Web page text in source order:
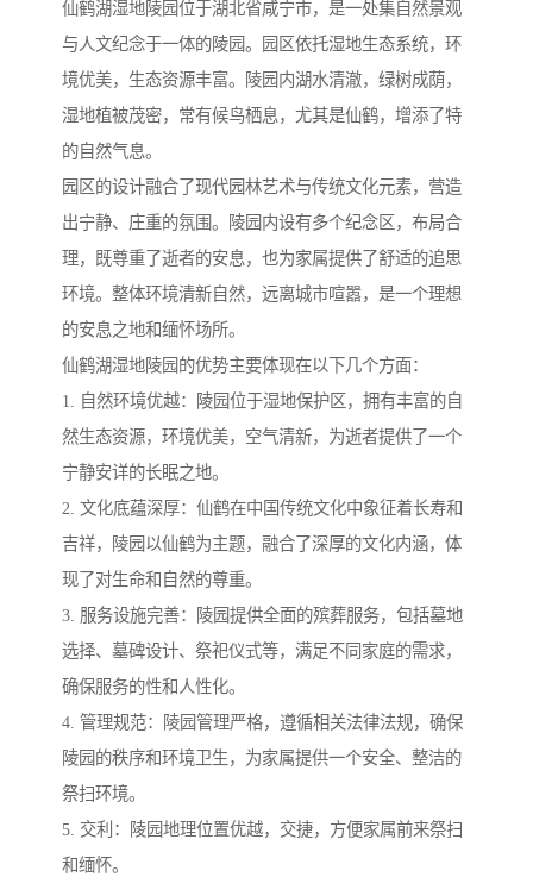
仙鹤湖湿地陵园位于湖北省咸宁市，是一处集自然景观
与人文纪念于一体的陵园。园区依托湿地生态系统，环
境优美，生态资源丰富。陵园内湖水清澈，绿树成荫，
湿地植被茂密，常有候鸟栖息，尤其是仙鹤，增添了特
的自然气息。
园区的设计融合了现代园林艺术与传统文化元素，营造
出宁静、庄重的氛围。陵园内设有多个纪念区，布局合
理，既尊重了逝者的安息，也为家属提供了舒适的追思
环境。整体环境清新自然，远离城市喧嚣，是一个理想
的安息之地和缅怀场所。
仙鹤湖湿地陵园的优势主要体现在以下几个方面：
1. 自然环境优越：陵园位于湿地保护区，拥有丰富的自
然生态资源，环境优美，空气清新，为逝者提供了一个
宁静安详的长眠之地。
2. 文化底蕴深厚：仙鹤在中国传统文化中象征着长寿和
吉祥，陵园以仙鹤为主题，融合了深厚的文化内涵，体
现了对生命和自然的尊重。
3. 服务设施完善：陵园提供全面的殡葬服务，包括墓地
选择、墓碑设计、祭祀仪式等，满足不同家庭的需求，
确保服务的性和人性化。
4. 管理规范：陵园管理严格，遵循相关法律法规，确保
陵园的秩序和环境卫生，为家属提供一个安全、整洁的
祭扫环境。
5. 交利：陵园地理位置优越，交捷，方便家属前来祭扫
和缅怀。